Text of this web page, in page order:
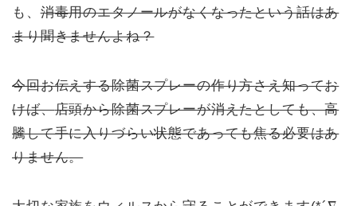
も、消毒用のエタノールがなくなったという話はあ
まり聞きませんよね？
今回お伝えする除菌スプレーの作り方さえ知ってお
けば、店頭から除菌スプレーが消えたとしても、高
騰して手に入りづらい状態であっても焦る必要はあ
りません。